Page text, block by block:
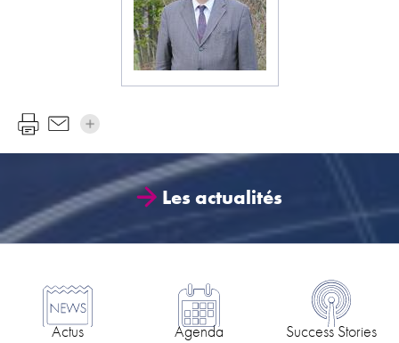
Les actualités
Actus Agenda Success Stories